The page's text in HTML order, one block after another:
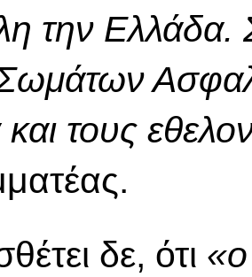
την Ελλάδα.
τους
δε, ότι